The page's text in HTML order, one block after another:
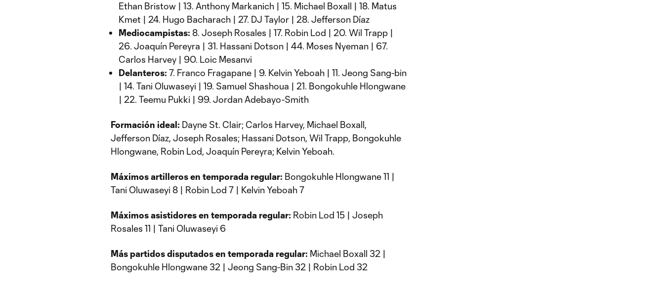
Ethan Bristow | 13. Anthony Markanich | 15. Michael Boxall | 18. Matus
Kmet | 24. Hugo Bacharach | 27. DJ Taylor | 28. Jefferson Díaz
Mediocampistas: 8. Joseph Rosales | 17. Robin Lod | 20. Wil Trapp |
26. Joaquín Pereyra | 31. Hassani Dotson | 44. Moses Nyeman | 67.
Carlos Harvey | 90. Loic Mesanvi
Delanteros: 7. Franco Fragapane | 9. Kelvin Yeboah | 11. Jeong Sang-bin
| 14. Tani Oluwaseyi | 19. Samuel Shashoua | 21. Bongokuhle Hlongwane
| 22. Teemu Pukki | 99. Jordan Adebayo-Smith
Formación ideal: Dayne St. Clair; Carlos Harvey, Michael Boxall,
Jefferson Díaz, Joseph Rosales; Hassani Dotson, Wil Trapp, Bongokuhle
Hlongwane, Robin Lod, Joaquín Pereyra; Kelvin Yeboah.
Máximos artilleros en temporada regular: Bongokuhle Hlongwane 11 |
Tani Oluwaseyi 8 | Robin Lod 7 | Kelvin Yeboah 7
Máximos asistidores en temporada regular: Robin Lod 15 | Joseph
Rosales 11 | Tani Oluwaseyi 6
Más partidos disputados en temporada regular: Michael Boxall 32 |
Bongokuhle Hlongwane 32 | Jeong Sang-Bin 32 | Robin Lod 32